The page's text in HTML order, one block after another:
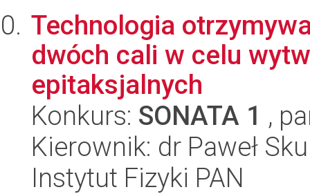
Technologia
dwóch cali w celu
epitaksjalnych
Konkurs: SONATA 1 ,
Kierownik: dr Paweł
Instytut Fizyki PAN